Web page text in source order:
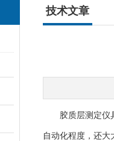
技术文章
胶质层测定仪具
自动化程度，还